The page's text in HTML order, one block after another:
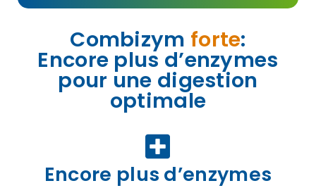
Combizym forte:
Encore plus d’enzymes
pour une digestion
optimale
Encore plus d’enzymes